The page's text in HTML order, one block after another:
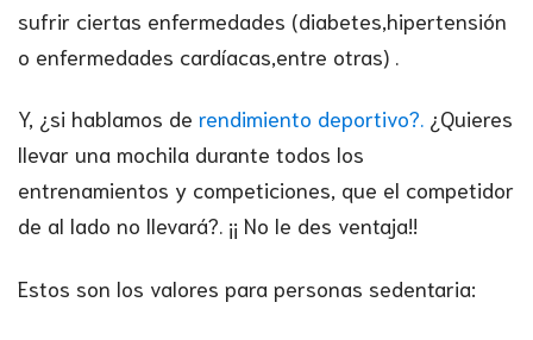
sufrir ciertas enfermedades (diabetes,hipertensión
o enfermedades cardíacas,entre otras) .
Y, ¿si hablamos de rendimiento deportivo?. ¿Quieres
llevar una mochila durante todos los
entrenamientos y competiciones, que el competidor
de al lado no llevará?. ¡¡ No le des ventaja!!
Estos son los valores para personas sedentaria: